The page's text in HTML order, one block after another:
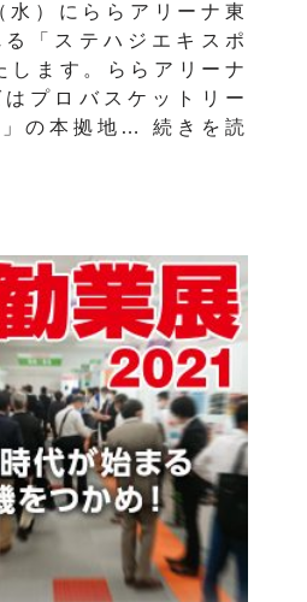
）にららアリーナ東
「ステハジエキスポ
ます。ららアリーナ
プロバスケットリー
」の本拠地…続きを読